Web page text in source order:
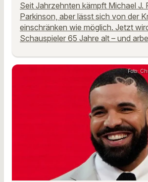
Seit Jahrzehnten kämpft Michael J.
Parkinson, aber lässt sich von der
einschränken wie möglich. Jetzt
Schauspieler 65 Jahre alt – und
Foto: